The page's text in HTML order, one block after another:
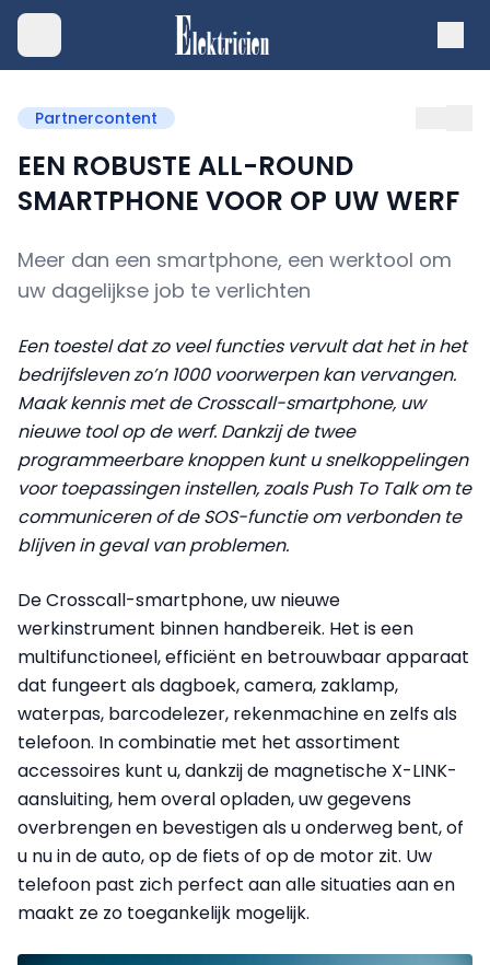
Partnercontent
EEN ROBUSTE ALL-ROUND
SMARTPHONE VOOR OP UW WERF
Meer dan een smartphone, een werktool om
uw dagelijkse job te verlichten
Een toestel dat zo veel functies vervult dat het in het
bedrijfsleven zo’n 1000 voorwerpen kan vervangen.
Maak kennis met de Crosscall-smartphone, uw
nieuwe tool op de werf. Dankzij de twee
programmeerbare knoppen kunt u snelkoppelingen
voor toepassingen instellen, zoals Push To Talk om te
communiceren of de SOS-functie om verbonden te
blijven in geval van problemen.
De Crosscall-smartphone, uw nieuwe
werkinstrument binnen handbereik. Het is een
multifunctioneel, efficiënt en betrouwbaar apparaat
dat fungeert als dagboek, camera, zaklamp,
waterpas, barcodelezer, rekenmachine en zelfs als
telefoon. In combinatie met het assortiment
accessoires kunt u, dankzij de magnetische X-LINK-
aansluiting, hem overal opladen, uw gegevens
overbrengen en bevestigen als u onderweg bent, of
u nu in de auto, op de fiets of op de motor zit. Uw
telefoon past zich perfect aan alle situaties aan en
maakt ze zo toegankelijk mogelijk.